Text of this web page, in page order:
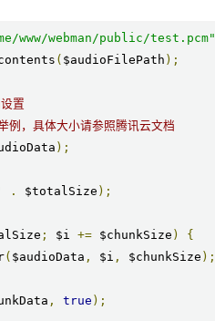
www/webman/public/test.pcm"
( $audioFilePath );
置
，具体大小请参照腾讯云文档
);
. $totalSize );
; $i += $chunkSize )
{
( $audioData , $i , $chunkSize );
, true );